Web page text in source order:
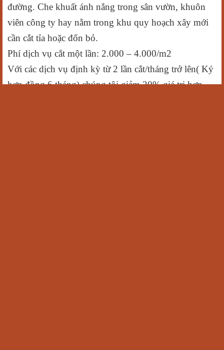
đường. Che khuất ánh nắng trong sân vườn, khuôn
viên công ty hay nằm trong khu quy hoạch xây mới
cần cắt tỉa hoặc đốn bỏ.
Phí dịch vụ cắt một lần: 2.000 – 4.000/m2
Với các dịch vụ định kỳ từ 2 lần cắt/tháng trở lên( Ký
hợp đồng 6 tháng) chúng tôi giảm 20% giá trị hợp